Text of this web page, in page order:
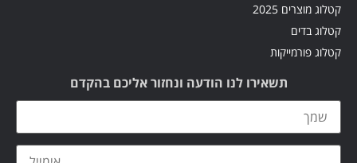
קטלוג מוצרים 2025
קטלוג בדים
קטלוג פורמייקות
תשאירו לנו הודעה ונחזור אליכם בהקדם